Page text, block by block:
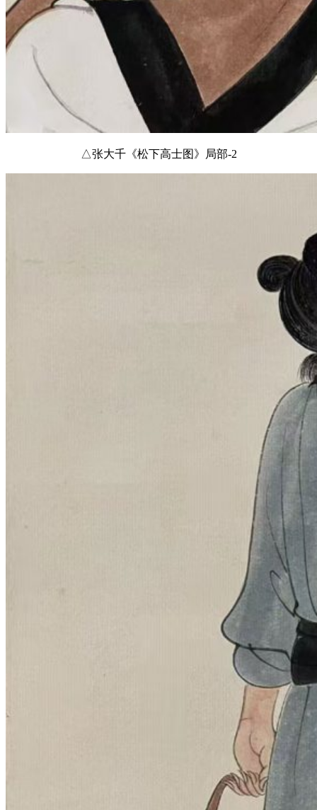
△张大千《松下高士图》局部-2